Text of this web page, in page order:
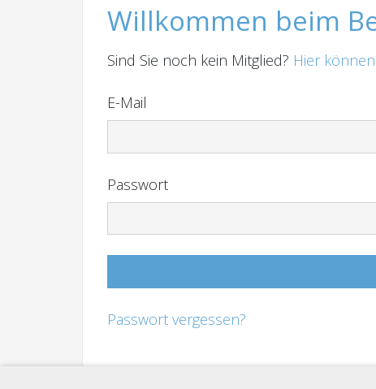
Willkommen beim
Sind Sie noch kein Mitglied? Hier
E-Mail
Passwort
Passwort vergessen?